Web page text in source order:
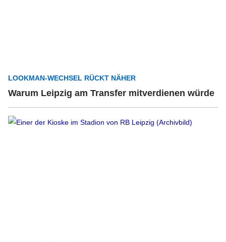
LOOKMAN-WECHSEL RÜCKT NÄHER
Warum Leipzig am Transfer mitverdienen würde